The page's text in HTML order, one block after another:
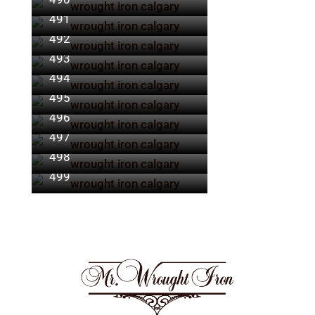
491
492
493
494
495
496
497
498
499